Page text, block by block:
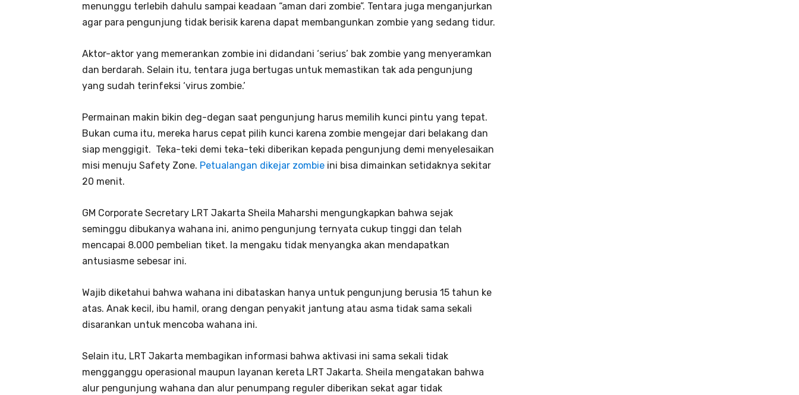
menunggu terlebih dahulu sampai keadaan “aman dari zombie”. Tentara juga menganjurkan
agar para pengunjung tidak berisik karena dapat membangunkan zombie yang sedang tidur.
Aktor-aktor yang memerankan zombie ini didandani ‘serius’ bak zombie yang menyeramkan
dan berdarah. Selain itu, tentara juga bertugas untuk memastikan tak ada pengunjung
yang sudah terinfeksi ‘virus zombie.’
Permainan makin bikin deg-degan saat pengunjung harus memilih kunci pintu yang tepat.
Bukan cuma itu, mereka harus cepat pilih kunci karena zombie mengejar dari belakang dan
siap menggigit. Teka-teki demi teka-teki diberikan kepada pengunjung demi menyelesaikan
misi menuju Safety Zone. Petualangan dikejar zombie ini bisa dimainkan setidaknya sekitar
20 menit.
GM Corporate Secretary LRT Jakarta Sheila Maharshi mengungkapkan bahwa sejak
seminggu dibukanya wahana ini, animo pengunjung ternyata cukup tinggi dan telah
mencapai 8.000 pembelian tiket. Ia mengaku tidak menyangka akan mendapatkan
antusiasme sebesar ini.
Wajib diketahui bahwa wahana ini dibataskan hanya untuk pengunjung berusia 15 tahun ke
atas. Anak kecil, ibu hamil, orang dengan penyakit jantung atau asma tidak sama sekali
disarankan untuk mencoba wahana ini.
Selain itu, LRT Jakarta membagikan informasi bahwa aktivasi ini sama sekali tidak
mengganggu operasional maupun layanan kereta LRT Jakarta. Sheila mengatakan bahwa
alur pengunjung wahana dan alur penumpang reguler diberikan sekat agar tidak